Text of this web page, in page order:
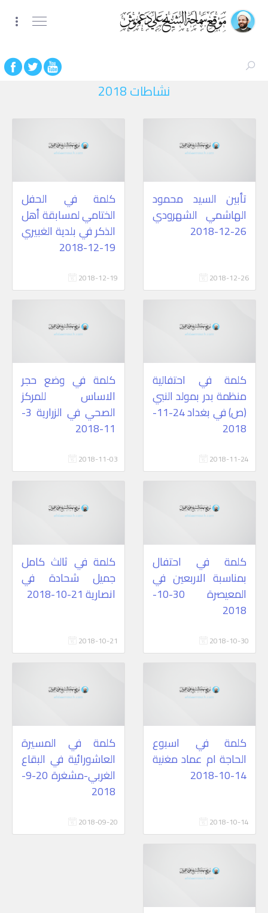
نشاطات 2018
تأبين السيد محمود
الهاشمي الشهرودي
26-12-2018
2018-12-26
كلمة في الحفل
الختامي لمسابقة أهل
الذكر في بلدية الغبيري
19-12-2018
2018-12-19
كلمة في احتفالية
منظمة بدر بمولد النبي
(ص) في بغداد 24-11-
2018
2018-11-24
كلمة في وضع حجر
الاساس للمركز
الصحي في الزرارية 3-
11-2018
2018-11-03
كلمة في احتفال
بمناسبة الاربعين في
المعيصرة 30-10-
2018
2018-10-30
كلمة في ثالث كامل
جميل شحادة في
انصارية 21-10-2018
2018-10-21
كلمة في اسبوع
الحاجة ام عماد مغنية
14-10-2018
2018-10-14
كلمة في المسيرة
العاشورائية في البقاع
الغربي-مشغرة 20-9-
2018
2018-09-20